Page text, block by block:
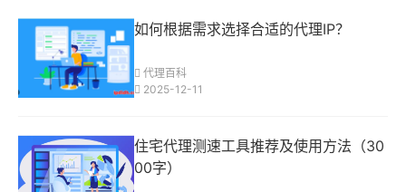
如何根据需求选择合适的代理IP？
代理百科
2025-12-11
住宅代理测速工具推荐及使用方法（30
00字）